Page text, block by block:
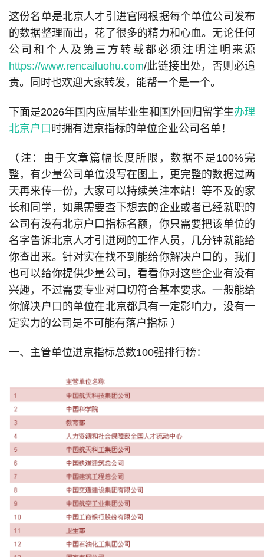
这份名单是北京人才引进官网根据每个单位公司发布
的数据整理而出，花了很多的精力和心血。无论任何
公司和个人及第三方转载都必须注明注明来源
https://www.rencailuohu.com/此链接出处，否则必追
责。同时也欢迎大家转发，能帮一个是一个。
下面是2026年国内应届毕业生和国外回归留学生办理
北京户口 时拥有进京指标的单位企业公司名单！
（注：由于文章篇幅长度所限，数据不是100%完
整，有少量公司单位没写在图上，更完整的数据过两
天再来传一份，大家可以持续关注本站！等不及的家
长和同学，如果需要查下想去的企业或者已经就职的
公司有没有北京户口指标名额，你只需要把该单位的
名字告诉北京人才引进网的工作人员，几分钟就能给
你查出来。针对实在找不到能给你解决户口的，我们
也可以给你提供少量公司，看看你对这些企业有没有
兴趣，不过需要专业对口切符合基本要求。一般能给
你解决户口的单位在北京都具有一定影响力，没有一
定实力的公司是不可能有落户指标 ）
一、主管单位进京指标总数100强排行榜：